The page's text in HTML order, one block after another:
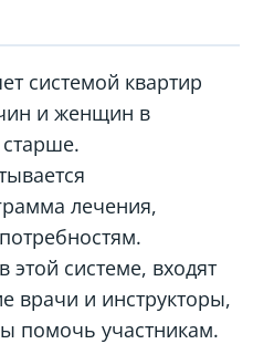
системой квартир
и женщин в
старше.
лечения,
системе, входят
врачи и инструкторы,
помочь участникам.